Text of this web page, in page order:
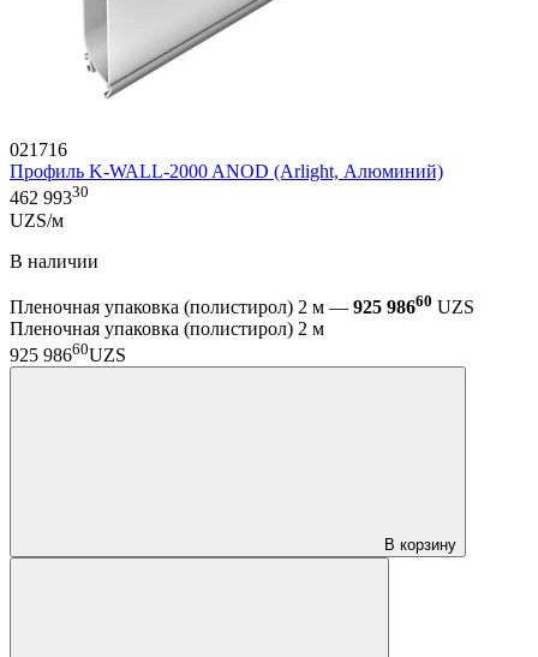
021716
Профиль K-WALL-2000 ANOD (Arlight, Алюминий)
462 99330
UZS/м
В наличии
Пленочная упаковка (полистирол) 2 м — 925 98660 UZS
Пленочная упаковка (полистирол) 2 м
925 98660UZS
В корзину